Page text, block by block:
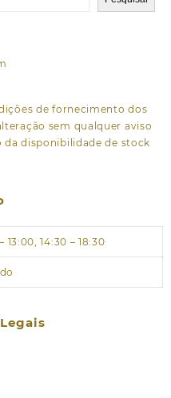
de fornecimento dos
sem qualquer aviso
disponibilidade de stock
13:00, 14:30 – 18:30